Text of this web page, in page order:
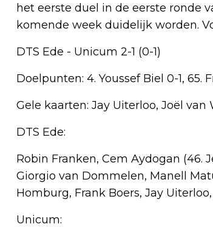
het eerste duel in de eerste ronde
komende week duidelijk worden.
DTS Ede - Unicum 2-1 (0-1)
Doelpunten: 4. Youssef Biel 0-1, 65.
Gele kaarten: Jay Uiterloo, Joël van
DTS Ede:
Robin Franken, Cem Aydogan (46.
Giorgio van Dommelen, Manell
Homburg, Frank Boers, Jay
Unicum: